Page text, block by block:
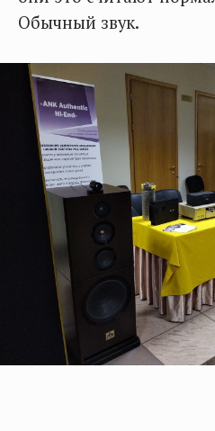
Обычный звук.